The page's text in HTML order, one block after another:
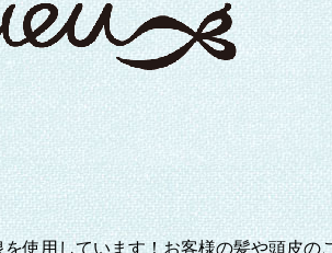
使用しています！お客様の髪や頭皮の